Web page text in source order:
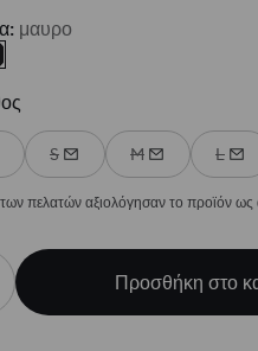
: μαυρο
S M L
των πελατών αξιολόγησαν το προϊόν ως
Προσθήκη στο